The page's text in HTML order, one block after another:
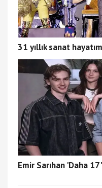
31 yıllık sanat
Emir Sarıhan 'Daha